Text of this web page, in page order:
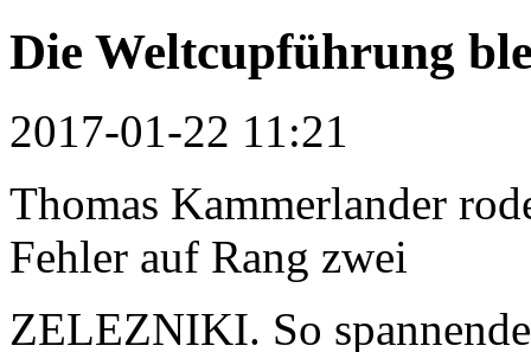
Die Weltcupführung
2017-01-22 11:21
Thomas Kammerlander
Fehler auf Rang zwei
ZELEZNIKI. So